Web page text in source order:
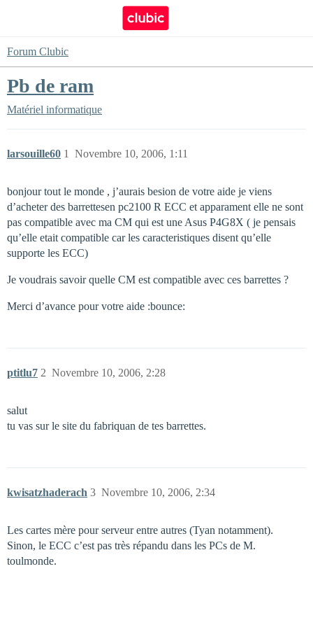
Forum Clubic
Pb de ram
Matériel informatique
larsouille60 Novembre 10, 2006, 1:11
1
bonjour tout le monde , j’aurais besion de votre aide je viens
d’acheter des barrettesen pc2100 R ECC et apparament elle ne sont
pas compatible avec ma CM qui est une Asus P4G8X ( je pensais
qu’elle etait compatible car les caracteristiques disent qu’elle
supporte les ECC)
Je voudrais savoir quelle CM est compatible avec ces barrettes ?
Merci d’avance pour votre aide :bounce:
ptitlu7 Novembre 10, 2006, 2:28
2
salut
tu vas sur le site du fabriquan de tes barrettes.
kwisatzhaderach Novembre 10, 2006, 2:34
3
Les cartes mère pour serveur entre autres (Tyan notamment).
Sinon, le ECC c’est pas très répandu dans les PCs de M.
toulmonde.